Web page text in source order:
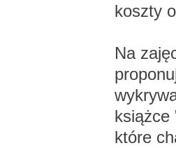
koszty
Na
książce
które